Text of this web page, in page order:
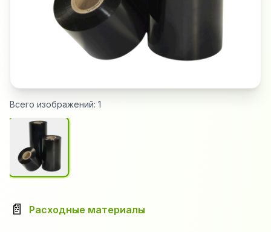
Всего изображений: 1
📄 Расходные материалы